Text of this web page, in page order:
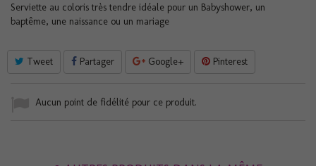
Serviette au coloris très tendre idéale pour un Babyshower, un
baptême, une naissance ou un mariage
Tweet Partager Google+ Pinterest
Aucun point de fidélité pour ce produit.